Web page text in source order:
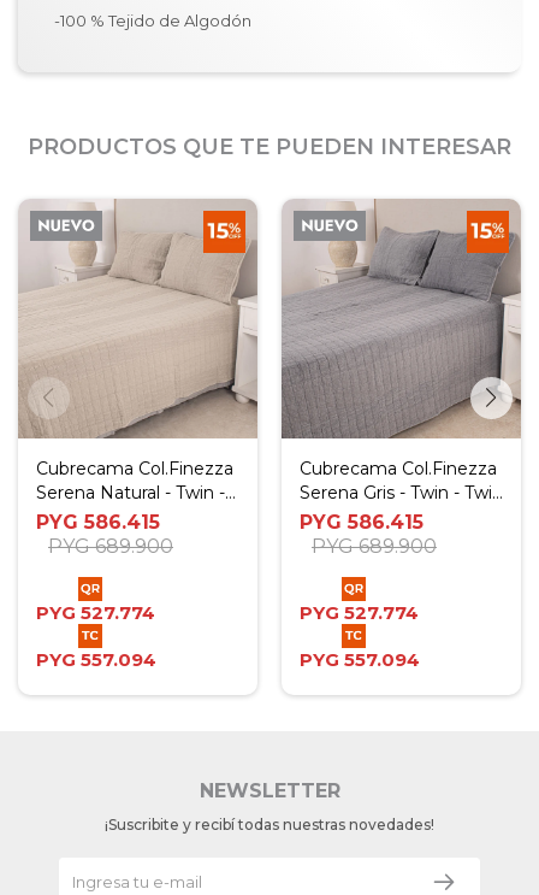
-100 % Tejido de Algodón
PRODUCTOS QUE TE PUEDEN INTERESAR
Cubrecama Col.Finezza
Serena Natural - Twin -
Twin Plus
PYG 586.415
PYG 689.900
PYG 527.774
PYG 557.094
Cubrecama Col.Finezza
Serena Gris - Twin - Twin
Plus
PYG 586.415
PYG 689.900
PYG 527.774
PYG 557.094
NEWSLETTER
¡Suscribite y recibí todas nuestras novedades!